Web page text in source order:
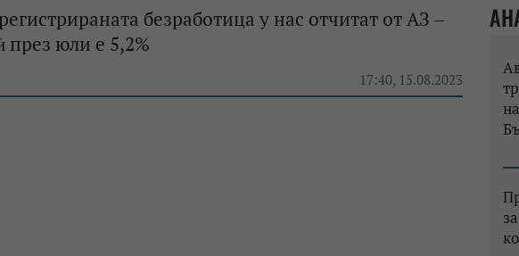
безработица у нас отчитат от АЗ –
през юли е 5,2%
17:40, 15.08.2023